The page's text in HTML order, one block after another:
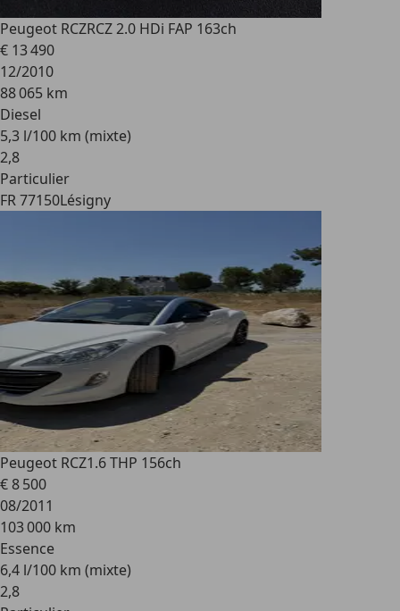
Peugeot RCZRCZ 2.0 HDi FAP 163ch
€ 13 490
12/2010
88 065 km
Diesel
5,3 l/100 km (mixte)
2,8
Particulier
FR 77150Lésigny
Peugeot RCZ1.6 THP 156ch
€ 8 500
08/2011
103 000 km
Essence
6,4 l/100 km (mixte)
2,8